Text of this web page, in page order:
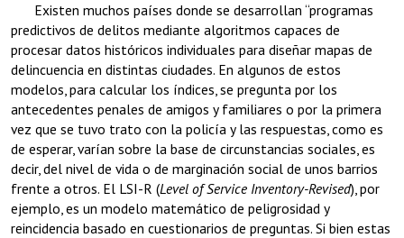
Existen muchos países donde se desarrollan “programas
predictivos de delitos mediante algoritmos capaces de
procesar datos históricos individuales para diseñar mapas de
delincuencia en distintas ciudades. En algunos de estos
modelos, para calcular los índices, se pregunta por los
antecedentes penales de amigos y familiares o por la primera
vez que se tuvo trato con la policía y las respuestas, como es
de esperar, varían sobre la base de circunstancias sociales, es
decir, del nivel de vida o de marginación social de unos barrios
frente a otros. El LSI-R (Level of Service Inventory-Revised), por
ejemplo, es un modelo matemático de peligrosidad y
reincidencia basado en cuestionarios de preguntas. Si bien estas